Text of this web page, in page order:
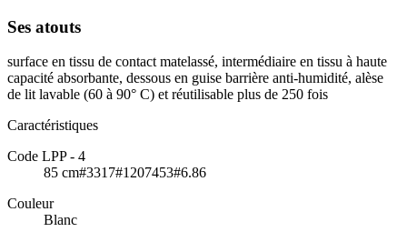
Ses atouts
surface en tissu de contact matelassé, intermédiaire en tissu à haute
capacité absorbante, dessous en guise barrière anti-humidité, alèse
de lit lavable (60 à 90° C) et réutilisable plus de 250 fois
Caractéristiques
Code LPP - 4
85 cm#3317#1207453#6.86
Couleur
Blanc